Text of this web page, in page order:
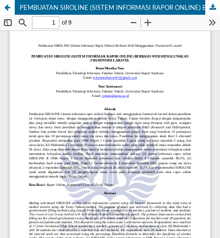
PEMBUATAN SIROLINE (SISTEM INFORMASI RAPOR ONLINE) BERBASIS WEB MENGGUNAKAN FRAMEWORK LARAVEL